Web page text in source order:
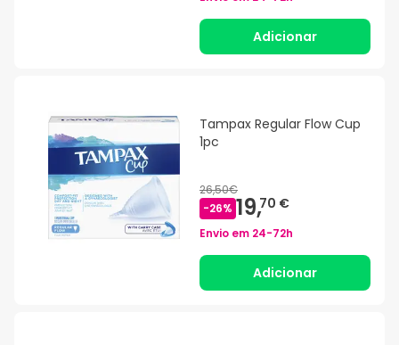
Adicionar
Tampax Regular Flow Cup
1pc
26,50€
-26% 19,70 €
Envio em 24-72h
Adicionar